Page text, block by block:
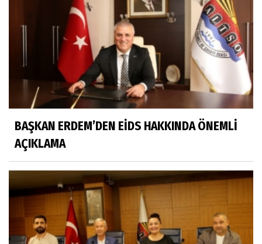
BAŞKAN ERDEM’DEN EİDS HAKKINDA ÖNEMLİ
AÇIKLAMA